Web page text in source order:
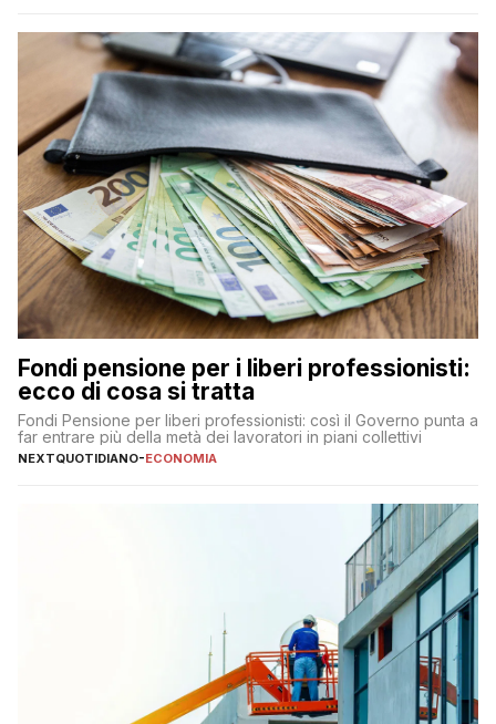
Fondi pensione per i liberi professionisti:
ecco di cosa si tratta
Fondi Pensione per liberi professionisti: così il Governo punta a
far entrare più della metà dei lavoratori in piani collettivi
NEXTQUOTIDIANO-ECONOMIA